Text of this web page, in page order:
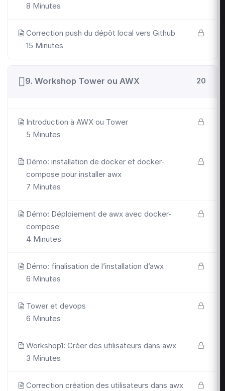
8 Minutes
Correction push du dépôt local vers Github
15 Minutes
9. Workshop Tower ou AWX 20
Introduction à AWX ou Tower
5 Minutes
Démo: installation de docker et docker-
compose pour installer awx
7 Minutes
Démo: Déploiement de awx avec docker-
compose
4 Minutes
Démo: finalisation de l’installation d’awx
6 Minutes
Tower et devops
6 Minutes
Workshop1: Créer des utilisateurs dans awx
3 Minutes
Correction création des utilisateurs dans awx